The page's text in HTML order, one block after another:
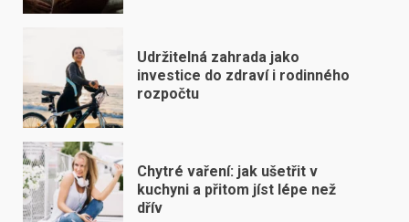
Udržitelná zahrada jako
investice do zdraví i rodinného
rozpočtu
Chytré vaření: jak ušetřit v
kuchyni a přitom jíst lépe než
dřív